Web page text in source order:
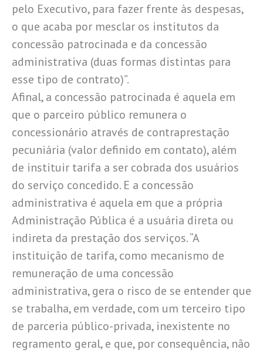
pelo Executivo, para fazer frente às despesas,
o que acaba por mesclar os institutos da
concessão patrocinada e da concessão
administrativa (duas formas distintas para
esse tipo de contrato)”.
Afinal, a concessão patrocinada é aquela em
que o parceiro público remunera o
concessionário através de contraprestação
pecuniária (valor definido em contato), além
de instituir tarifa a ser cobrada dos usuários
do serviço concedido. E a concessão
administrativa é aquela em que a própria
Administração Pública é a usuária direta ou
indireta da prestação dos serviços. “A
instituição de tarifa, como mecanismo de
remuneração de uma concessão
administrativa, gera o risco de se entender que
se trabalha, em verdade, com um terceiro tipo
de parceria público-privada, inexistente no
regramento geral, e que, por consequência, não